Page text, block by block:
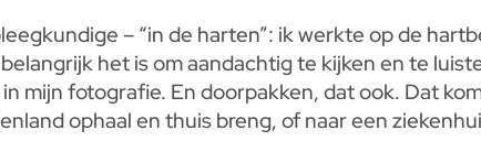
– “in de harten”: ik werkte op de
het is om aandachtig te kijken en te
mijn fotografie. En doorpakken, dat ook. Dat
ophaal en thuis breng, of naar een